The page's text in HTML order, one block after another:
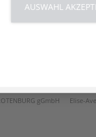
ROTENBURG gGmbH Elise-
AUSWAHL